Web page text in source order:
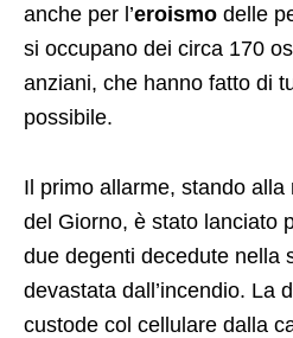
anche per l’eroismo delle
si occupano dei circa 170
anziani, che hanno fatto di
possibile.
Il primo allarme, stando alla
del Giorno, è stato lanciato
due degenti decedute nella
devastata dall’incendio. La
custode col cellulare dalla